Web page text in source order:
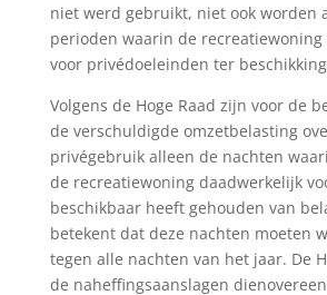
niet werd gebruikt, niet ook worden
perioden waarin de recreatiewoning
voor privédoeleinden ter
Volgens de Hoge Raad zijn voor de
de verschuldigde omzetbelasting
privégebruik alleen de nachten
de recreatiewoning daadwerkelijk
beschikbaar heeft gehouden van
betekent dat deze nachten moeten
tegen alle nachten van het jaar. De
de naheffingsaanslagen